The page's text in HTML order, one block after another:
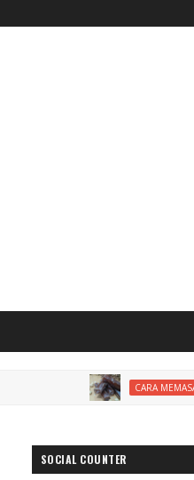
CARA MEMASAK DODOL
SOCIAL COUNTER